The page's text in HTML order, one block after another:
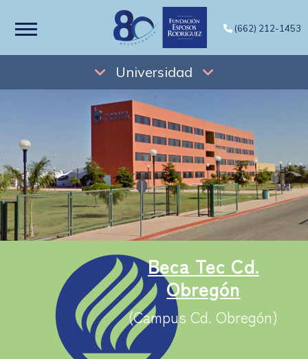
(662) 212-1453
Universidad
Beca Tec Cd.
Obregón
(Campus Cd. Obregón)